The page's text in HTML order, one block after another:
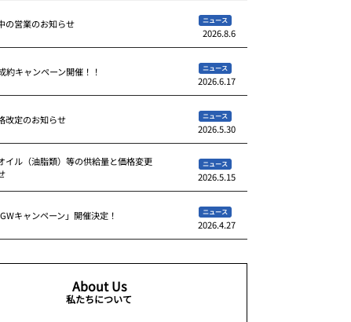
の営業のお知らせ ニュース
2026.8.6
約キャンペーン開催！！ ニュース
2026.6.17
改定のお知らせ ニュース
2026.5.30
イル（油脂類）等の供給量と価格変更
ニュース
2026.5.15
キャンペーン」開催決定！ ニュース
2026.4.27
About Us
私たちについて